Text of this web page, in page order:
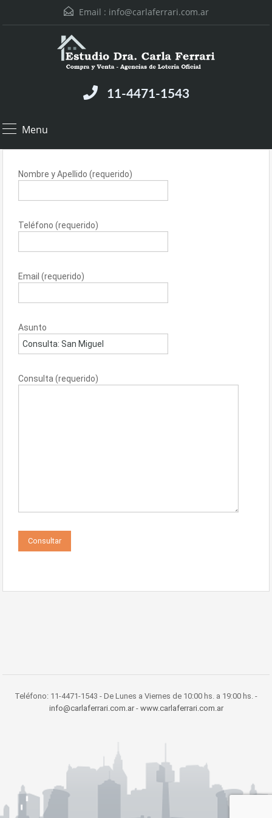
Email : info@carlaferrari.com.ar
11-4471-1543
Menu
Nombre y Apellido (requerido)
Teléfono (requerido)
Email (requerido)
Asunto
Consulta (requerido)
Teléfono: 11-4471-1543 - De Lunes a Viernes de 10:00 hs. a 19:00 hs. -
info@carlaferrari.com.ar- www.carlaferrari.com.ar